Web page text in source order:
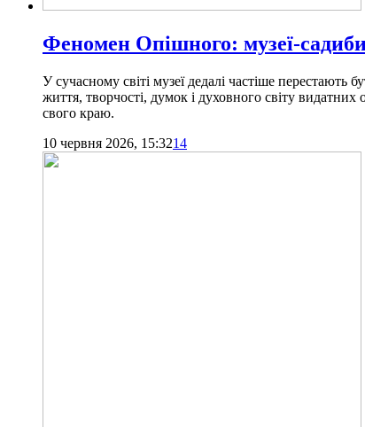
Феномен Опішного: музеї-садиби
У сучасному світі музеї дедалі частіше
життя, творчості, думок і духовного світу
свого краю.
10 червня 2026, 15:3214